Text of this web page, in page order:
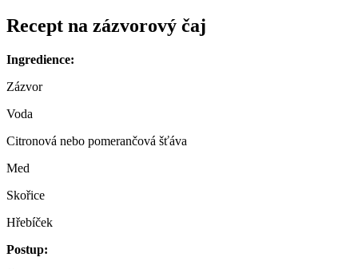
Recept na zázvorový čaj
Ingredience:
Zázvor
Voda
Citronová nebo pomerančová šťáva
Med
Skořice
Hřebíček
Postup: